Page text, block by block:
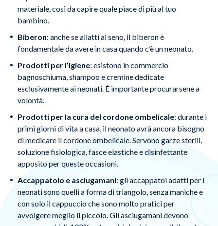
materiale, così da capire quale piace di più al tuo
bambino.
Biberon: anche se allatti al seno, il biberon è
fondamentale da avere in casa quando c’è un neonato.
Prodotti per l’igiene: esistono in commercio
bagnoschiuma, shampoo e cremine dedicate
esclusivamente ai neonati. È importante procurarsene a
volontà.
Prodotti per la cura del cordone ombelicale: durante i
primi giorni di vita a casa, il neonato avrà ancora bisogno
di medicare il cordone ombelicale. Servono garze sterili,
soluzione fisiologica, fasce elastiche e disinfettante
apposito per queste occasioni.
Accappatoio e asciugamani: gli accappatoi adatti per i
neonati sono quelli a forma di triangolo, senza maniche e
con solo il cappuccio che sono molto pratici per
avvolgere meglio il piccolo. Gli asciugamani devono